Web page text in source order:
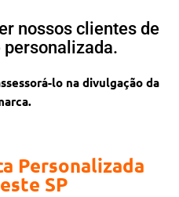
nossos clientes de
lo na divulgação da
Personalizada
SP